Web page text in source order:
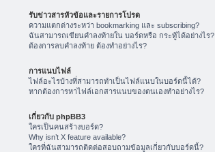
รับข่าวสารหัวข้อและรายการโปรด
ความแตกต่างระหว่า bookmarking และ subscribing?
ฉันสามารถเขียนคำลงท้ายใน บอร์ดหรือ กระทู้ได้อย่างไร?
ต้องการลบคำลงท้าย ต้องทำอย่างไร?
การแนบไฟล์
ไฟล์อะไรบ้างที่สามารถทำเป็นไฟล์แนบในบอร์ดนี้ได้?
หากต้องการหาไฟล์เอกสารแนบของตนเองทำอย่างไร?
เกี่ยวกับ phpBB3
ใครเป็นคนสร้างบอร์ด?
Why isn’t X feature available?
ใครที่ฉันสามารถติดต่อสอบถามข้อมูลเกี่ยวกับบอร์ดนี้?